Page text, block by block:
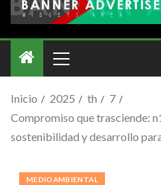
Inicio 2025 th
7
Compromiso que trasciende:
sostenibilidad y desarrollo
MEDIOAMBIENTAL